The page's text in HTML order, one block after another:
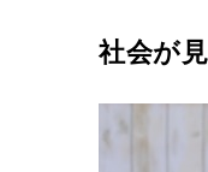
社会が